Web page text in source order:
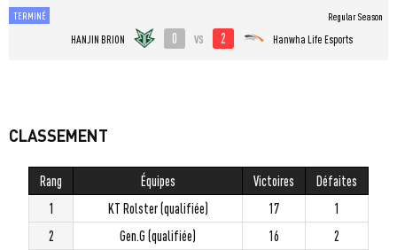
TERMINÉ
HANJIN BRION 0 vs 2 Hanwha Life Esports
Regular Season
CLASSEMENT
Rang Équipes Victoires
Défaites
1
KT Rolster (qualifiée) 17
1
2
Gen.G (qualifiée) 16
2